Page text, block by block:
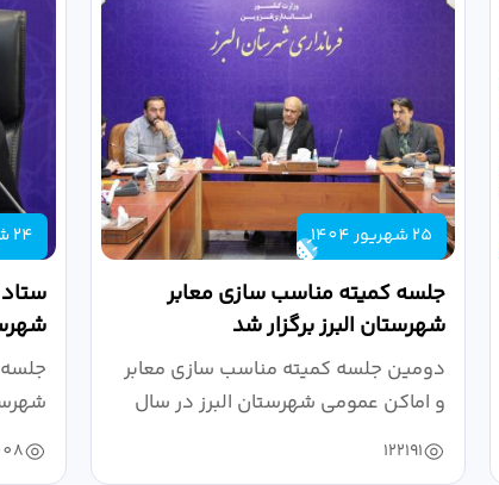
25 شهریور 1404
جلسه کمیته مناسب سازی معابر
شهرستان البرز برگزار شد
دومین جلسه کمیته مناسب سازی معابر
و اماکن عمومی شهرستان البرز در سال
۱۴۰۴ به...
122191
24 شهریور 1404